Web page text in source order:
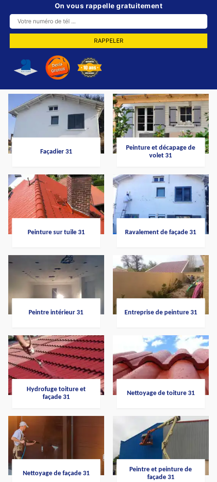
On vous rappelle gratuitement
Façadier 31
Peinture et décapage de
volet 31
Peinture sur tuile 31 Ravalement de façade 31
Peintre intérieur 31 Entreprise de peinture 31
Hydrofuge toiture et
façade 31
Nettoyage de toiture 31
Nettoyage de façade 31
Peintre et peinture de
façade 31